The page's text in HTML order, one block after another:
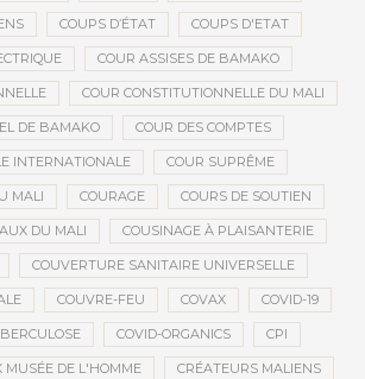
COUPS D’ÉTAT COUPS D'ETAT
COUR ASSISES DE BAMAKO
COUR CONSTITUTIONNELLE DU MALI
DE BAMAKO COUR DES COMPTES
INTERNATIONALE COUR SUPRÊME
MALI COURAGE COURS DE SOUTIEN
DU MALI COUSINAGE À PLAISANTERIE
COUVERTURE SANITAIRE UNIVERSELLE
COUVRE-FEU COVAX COVID-19
COVID-ORGANICS CPI
MUSÉE DE L'HOMME CRÉATEURS MALIENS